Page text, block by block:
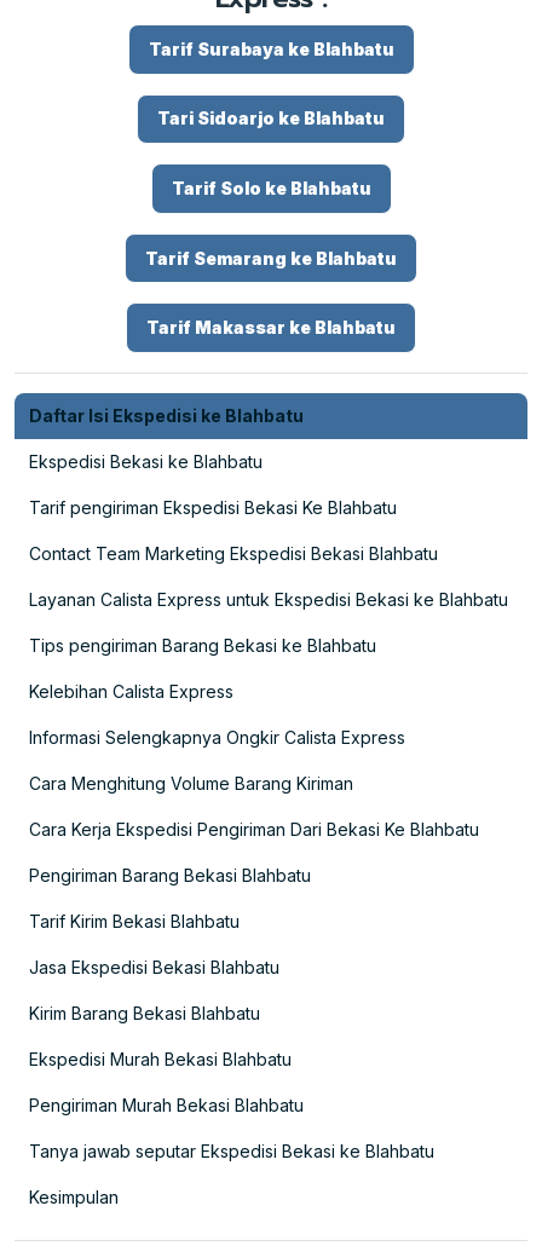
Tarif Surabaya ke Blahbatu
Tari Sidoarjo ke Blahbatu
Tarif Solo ke Blahbatu
Tarif Semarang ke Blahbatu
Tarif Makassar ke Blahbatu
Daftar Isi Ekspedisi ke Blahbatu
Ekspedisi Bekasi ke Blahbatu
Tarif pengiriman Ekspedisi Bekasi Ke Blahbatu
Contact Team Marketing Ekspedisi Bekasi Blahbatu
Layanan Calista Express untuk Ekspedisi Bekasi ke Blahbatu
Tips pengiriman Barang Bekasi ke Blahbatu
Kelebihan Calista Express
Informasi Selengkapnya Ongkir Calista Express
Cara Menghitung Volume Barang Kiriman
Cara Kerja Ekspedisi Pengiriman Dari Bekasi Ke Blahbatu
Pengiriman Barang Bekasi Blahbatu
Tarif Kirim Bekasi Blahbatu
Jasa Ekspedisi Bekasi Blahbatu
Kirim Barang Bekasi Blahbatu
Ekspedisi Murah Bekasi Blahbatu
Pengiriman Murah Bekasi Blahbatu
Tanya jawab seputar Ekspedisi Bekasi ke Blahbatu
Kesimpulan